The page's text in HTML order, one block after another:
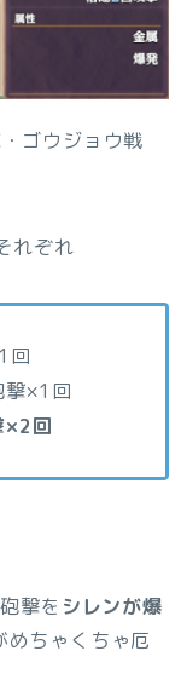
ゴウジョウ戦
れぞれ
回
撃×1回
×2回
撃を シレンが爆
めちゃくちゃ厄